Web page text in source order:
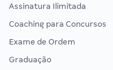
Assinatura Ilimitada
Coaching para Concursos
Exame de Ordem
Graduação